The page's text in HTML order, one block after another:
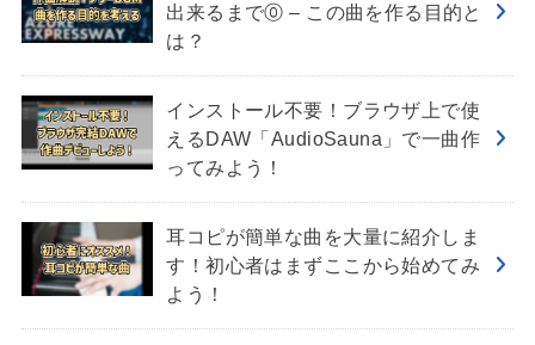
出来るまで⓪ – この曲を作る目的と
は？
インストール不要！ブラウザ上で使
えるDAW「AudioSauna」で一曲作
ってみよう！
耳コピが簡単な曲を大量に紹介しま
す！初心者はまずここから始めてみ
よう！